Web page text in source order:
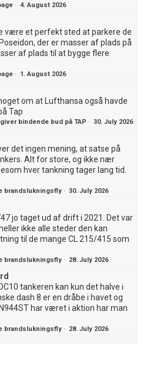
·4. August 2026
være et perfekt sted at parkere de
der er masser af plads på
af plads til at bygge flere
· 1. August 2026
om at Lufthansa også havde
Tap
bindende bud på TAP ·30. July 2026
det ingen mening, at satse på
Alt for store, og ikke nær
hver tankning tager lang tid.
brandslukningsfly ·30. July 2026
jo taget ud af drift i 2021. Det var
ikke alle steder den kan
til de mange CL 215/415 som
brandslukningsfly · 28. July 2026
tankeren kan kun det halve i
dash 8 er en dråbe i havet og
har været i aktion har man
brandslukningsfly · 28. July 2026